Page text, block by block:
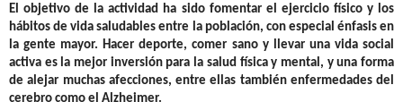
El objetivo de la actividad ha sido fomentar el ejercicio físico y los
hábitos de vida saludables entre la población, con especial énfasis en
la gente mayor. Hacer deporte, comer sano y llevar una vida social
activa es la mejor inversión para la salud física y mental, y una forma
de alejar muchas afecciones, entre ellas también enfermedades del
cerebro como el Alzheimer.